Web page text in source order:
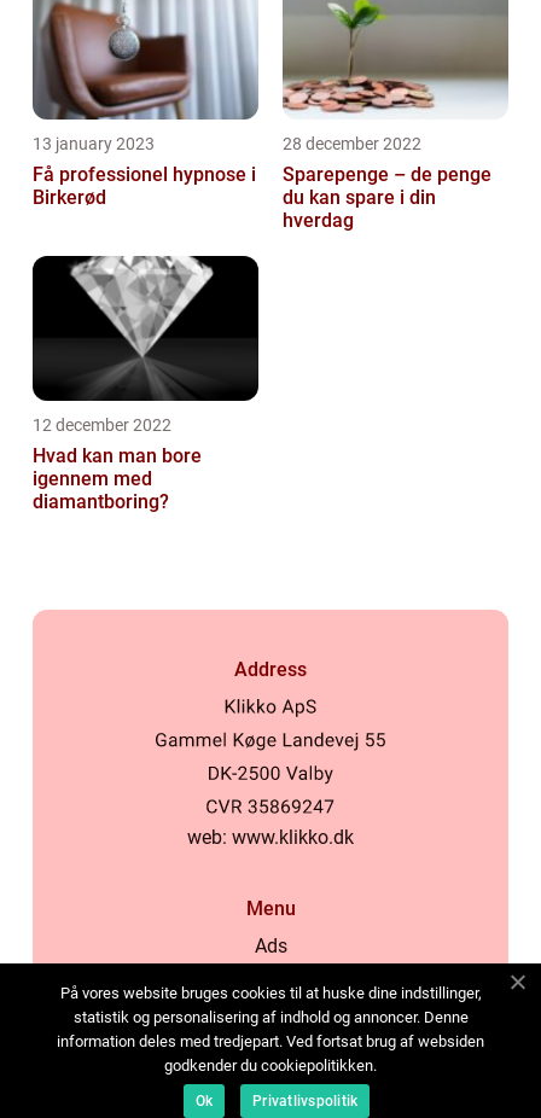
13 january 2023
Få professionel hypnose i
Birkerød
28 december 2022
Sparepenge – de penge
du kan spare i din
hverdag
12 december 2022
Hvad kan man bore
igennem med
diamantboring?
Address
web: www.klikko.dk
Menu
Ads
Cookies
Contact
Sitemap
På vores website bruges cookies til at huske dine indstillinger,
statistik og personalisering af indhold og annoncer. Denne
information deles med tredjepart. Ved fortsat brug af websiden
godkender du cookiepolitikken.
Ok Privatlivspolitik